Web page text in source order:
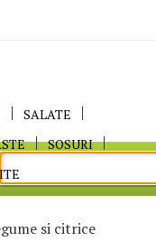
SALATE
SOSURI
si citrice